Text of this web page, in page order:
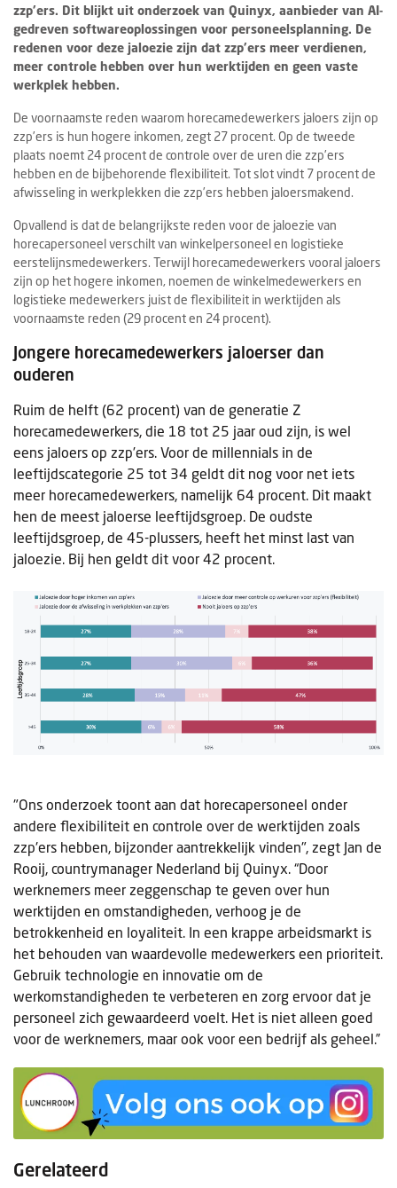
zzp’ers. Dit blijkt uit onderzoek van Quinyx, aanbieder van AI-
gedreven softwareoplossingen voor personeelsplanning. De
redenen voor deze jaloezie zijn dat zzp’ers meer verdienen,
meer controle hebben over hun werktijden en geen vaste
werkplek hebben.
De voornaamste reden waarom horecamedewerkers jaloers zijn op
zzp’ers is hun hogere inkomen, zegt 27 procent. Op de tweede
plaats noemt 24 procent de controle over de uren die zzp’ers
hebben en de bijbehorende flexibiliteit. Tot slot vindt 7 procent de
afwisseling in werkplekken die zzp’ers hebben jaloersmakend.
Opvallend is dat de belangrijkste reden voor de jaloezie van
horecapersoneel verschilt van winkelpersoneel en logistieke
eerstelijnsmedewerkers. Terwijl horecamedewerkers vooral jaloers
zijn op het hogere inkomen, noemen de winkelmedewerkers en
logistieke medewerkers juist de flexibiliteit in werktijden als
voornaamste reden (29 procent en 24 procent).
Jongere horecamedewerkers jaloerser dan
ouderen
Ruim de helft (62 procent) van de generatie Z
horecamedewerkers, die 18 tot 25 jaar oud zijn, is wel
eens jaloers op zzp’ers. Voor de millennials in de
leeftijdscategorie 25 tot 34 geldt dit nog voor net iets
meer horecamedewerkers, namelijk 64 procent. Dit maakt
hen de meest jaloerse leeftijdsgroep. De oudste
leeftijdsgroep, de 45-plussers, heeft het minst last van
jaloezie. Bij hen geldt dit voor 42 procent.
"Ons onderzoek toont aan dat horecapersoneel onder
andere flexibiliteit en controle over de werktijden zoals
zzp'ers hebben, bijzonder aantrekkelijk vinden", zegt Jan de
Rooij, countrymanager Nederland bij Quinyx. “Door
werknemers meer zeggenschap te geven over hun
werktijden en omstandigheden, verhoog je de
betrokkenheid en loyaliteit. In een krappe arbeidsmarkt is
het behouden van waardevolle medewerkers een prioriteit.
Gebruik technologie en innovatie om de
werkomstandigheden te verbeteren en zorg ervoor dat je
personeel zich gewaardeerd voelt. Het is niet alleen goed
voor de werknemers, maar ook voor een bedrijf als geheel.”
Gerelateerd